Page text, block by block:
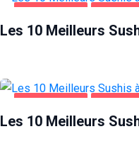
ALIMENTATION
Les 10 Meilleurs
ALIMENTATION
Les 10 Meilleurs